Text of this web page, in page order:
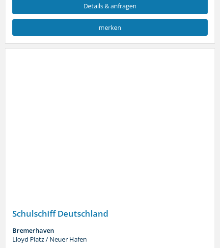
Details & anfragen
merken
Schulschiff Deutschland
Bremerhaven
Lloyd Platz / Neuer Hafen